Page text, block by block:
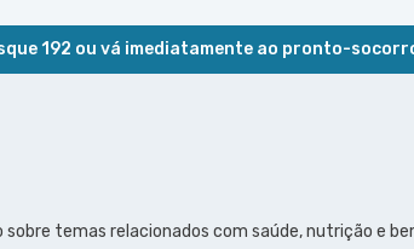
192 ou vá imediatamente ao pronto-
temas relacionados com saúde, nutrição e